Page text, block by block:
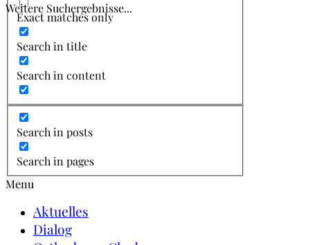
Weitere Suchergebnisse...
Exact matches only
Search in title
Search in content
Search in posts
Search in pages
Menu
Aktuelles
Dialog